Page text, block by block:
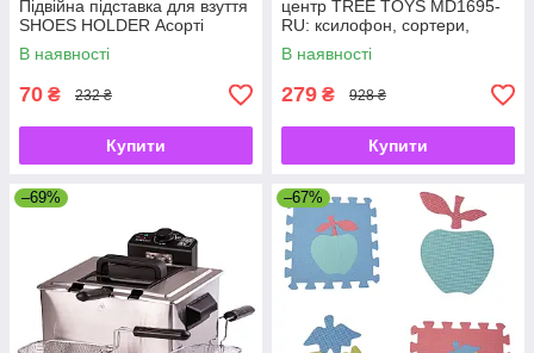
Підвійна підставка для взуття
SHOES HOLDER Асорті
В наявності
70 ₴ 232 ₴
Купити
центр TREE TOYS MD1695-
RU: ксилофон, сортери,
рибальство, 10 рибок
В наявності
279 ₴ 928 ₴
Купити
–69% –67%